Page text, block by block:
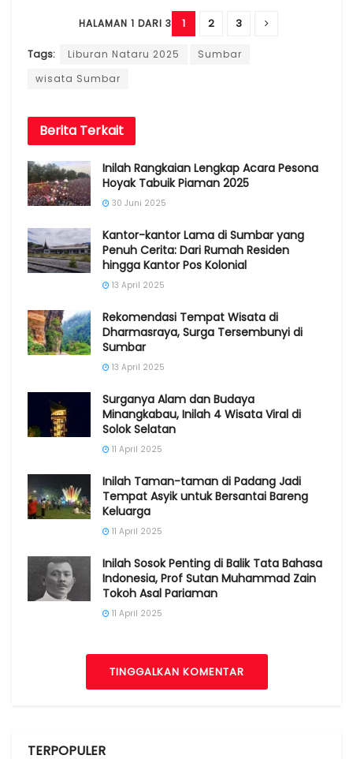
HALAMAN 1 DARI 3 1 2 3
Tags: Liburan Nataru 2025
Sumbar
wisata Sumbar
Berita Terkait
Inilah Rangkaian Lengkap Acara Pesona
Hoyak Tabuik Piaman 2025
30 Juni 2025
Kantor-kantor Lama di Sumbar yang
Penuh Cerita: Dari Rumah Residen
hingga Kantor Pos Kolonial
13 April 2025
Rekomendasi Tempat Wisata di
Dharmasraya, Surga Tersembunyi di
Sumbar
13 April 2025
Surganya Alam dan Budaya
Minangkabau, Inilah 4 Wisata Viral di
Solok Selatan
11 April 2025
Inilah Taman-taman di Padang Jadi
Tempat Asyik untuk Bersantai Bareng
Keluarga
11 April 2025
Inilah Sosok Penting di Balik Tata Bahasa
Indonesia, Prof Sutan Muhammad Zain
Tokoh Asal Pariaman
11 April 2025
TINGGALKAN KOMENTAR
TERPOPULER